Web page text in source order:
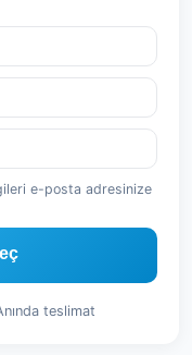
e-posta adresinize
teslimat